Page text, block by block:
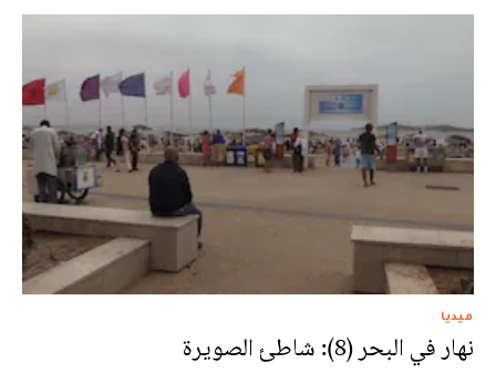
ميديا
نهار في البحر (8): شاطئ الصويرة